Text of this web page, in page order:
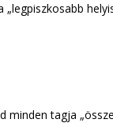
tagja